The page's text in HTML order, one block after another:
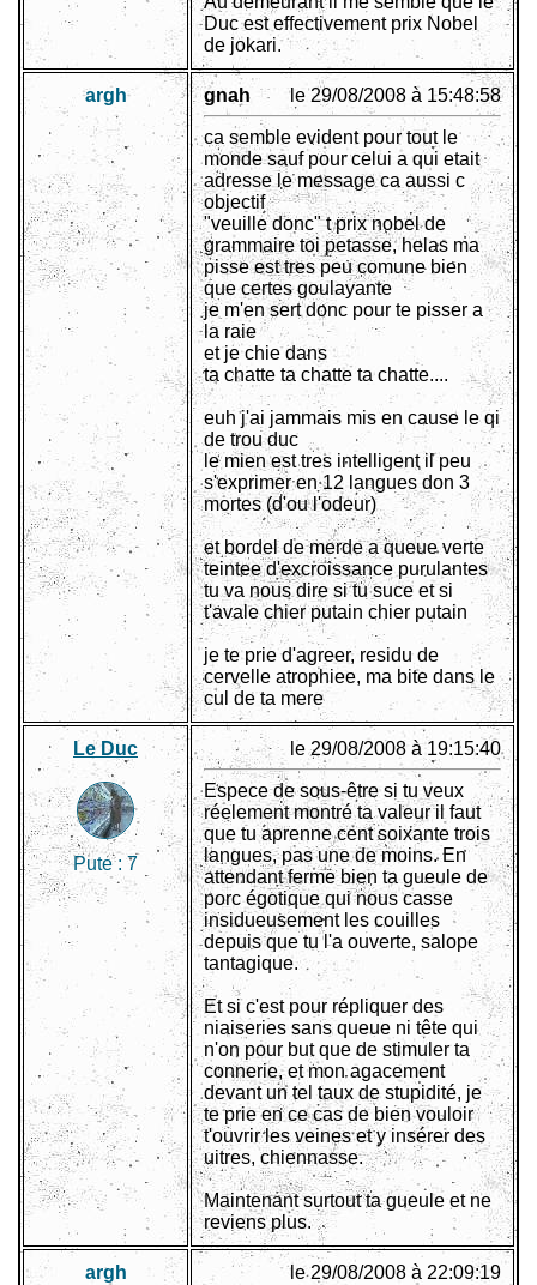
Duc est effectivement prix Nobel
de jokari.
argh gnah le 29/08/2008 à 15:48:58
ca semble evident pour tout le
monde sauf pour celui a qui etait
adresse le message ca aussi c
objectif
"veuille donc" t prix nobel de
grammaire toi petasse, helas ma
pisse est tres peu comune bien
que certes goulayante
je m'en sert donc pour te pisser a
la raie
et je chie dans
ta chatte ta chatte ta chatte....
euh j'ai jammais mis en cause le qi
de trou duc
le mien est tres intelligent il peu
s'exprimer en 12 langues don 3
mortes (d'ou l'odeur)
et bordel de merde a queue verte
teintee d'excroissance purulantes
tu va nous dire si tu suce et si
t'avale chier putain chier putain
je te prie d'agreer, residu de
cervelle atrophiee, ma bite dans le
cul de ta mere
Le Duc
Pute :7
le 29/08/2008 à 19:15:40
Espece de sous-être si tu veux
réelement montré ta valeur il faut
que tu aprenne cent soixante trois
langues, pas une de moins. En
attendant ferme bien ta gueule de
porc égotique qui nous casse
insidueusement les couilles
depuis que tu l'a ouverte, salope
tantagique.
Et si c'est pour répliquer des
niaiseries sans queue ni tête qui
n'on pour but que de stimuler ta
connerie, et mon agacement
devant un tel taux de stupidité, je
te prie en ce cas de bien vouloir
t'ouvrir les veines et y insérer des
uitres, chiennasse.
Maintenant surtout ta gueule et ne
reviens plus.
argh le 29/08/2008 à 22:09:19